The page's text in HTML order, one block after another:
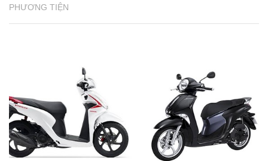
PHƯƠNG TIỆN